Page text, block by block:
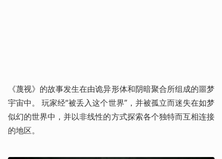
《蔑视》的故事发生在由诡异形体和阴暗聚合所组成的噩梦
宇宙中。 玩家经“被丢入这个世界”，并被孤立而迷失在如梦
似幻的世界中，并以非线性的方式探索各个独特而互相连接
的地区。